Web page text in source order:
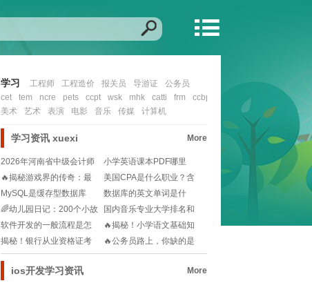
学习 工程师 工程造价 报关员 导游证
公务员
cet
tem ncre pets ccpt wsk mhk catti frm ccbp
美术
艺术 表演 电影 音乐 传媒 计算机
学习资讯 xuexi More
2026年河南省中级会计师
报名时间还没公
小学英语课本PDF哪里
找？🎓一键下载资源
🔥揭秘游戏界的传奇：最
强制作人——木兰竹
美国CPA是什么职业？含
金量高吗？一文帮
MySQL是缓存型数据库
吗？还是有其他类
数据库的英文单词是什
么？📚学习数据库从这
🌈幼儿园日记：200个小故
事，解锁幼儿成
国内音乐专业大学排名和
分数线怎么选？未来
软件开发的一般流程是怎
样的🧐想知道软件开
🔥揭秘！小学语文基础知
识宝典，从此告别阅
揭秘！银行从业资格证考
试：历年真题重击率
🔥公务员路上，你缺的是
一份高效学习指南🔥
ios开发学习资讯 More